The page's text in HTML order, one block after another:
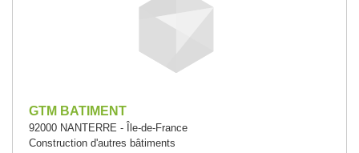
GTM BATIMENT
92000 NANTERRE - Île-de-France
Construction d'autres bâtiments